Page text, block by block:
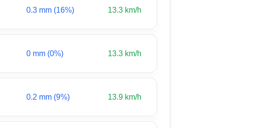
0.3 mm (16%) 13.3 km/h
0 mm (0%) 13.3 km/h
0.2 mm (9%) 13.9 km/h